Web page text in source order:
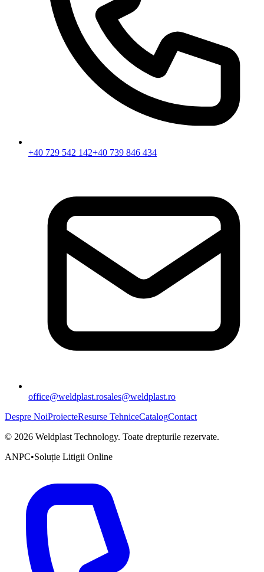
+40 729 542 142+40 739 846 434
office@weldplast.rosales@weldplast.ro
Despre NoiProiecteResurse TehniceCatalogContact
© 2026 Weldplast Technology. Toate drepturile rezervate.
ANPC•Soluție Litigii Online